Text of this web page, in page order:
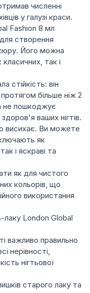
численні
у галузі краси.
Fashion 8 мл
створення
Його можна
так і
стійкість: він
протягом більше ніж 2
не пошкоджує
ваших нігтів.
висихає. Ви можете
як
і яскраві та
як для чистого
кольорів, що
використання
лаку London Global
важливо правильно
нерівності,
нігтьової
старого лаку та